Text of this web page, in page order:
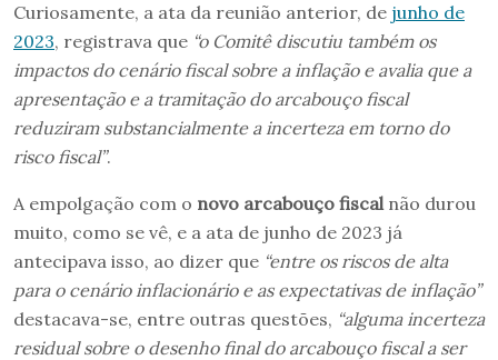
Curiosamente, a ata da reunião anterior, de junho de
2023, registrava que “o Comitê discutiu também os
impactos do cenário fiscal sobre a inflação e avalia que a
apresentação e a tramitação do arcabouço fiscal
reduziram substancialmente a incerteza em torno do
risco fiscal”.
A empolgação com o novo arcabouço fiscalnão durou
muito, como se vê, e a ata de junho de 2023 já
antecipava isso, ao dizer que “entre os riscos de alta
para o cenário inflacionário e as expectativas de inflação”
destacava-se, entre outras questões, “alguma incerteza
residual sobre o desenho final do arcabouço fiscal a ser